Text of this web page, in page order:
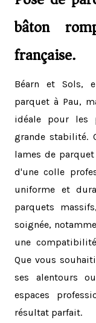
bâton
française.
Béarn et Sols,
parquet à Pau,
idéale pour les
grande stabilité.
lames de
d'une colle
uniforme et
parquets
soignée,
une
Que vous
ses alentours
espaces
résultat parfait.